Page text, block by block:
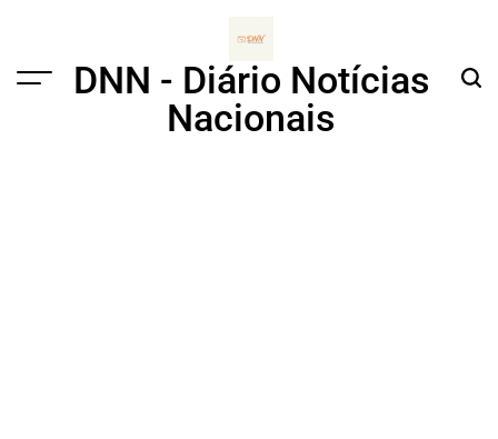
Menu
DNN - Diário Notícias
Nacionais